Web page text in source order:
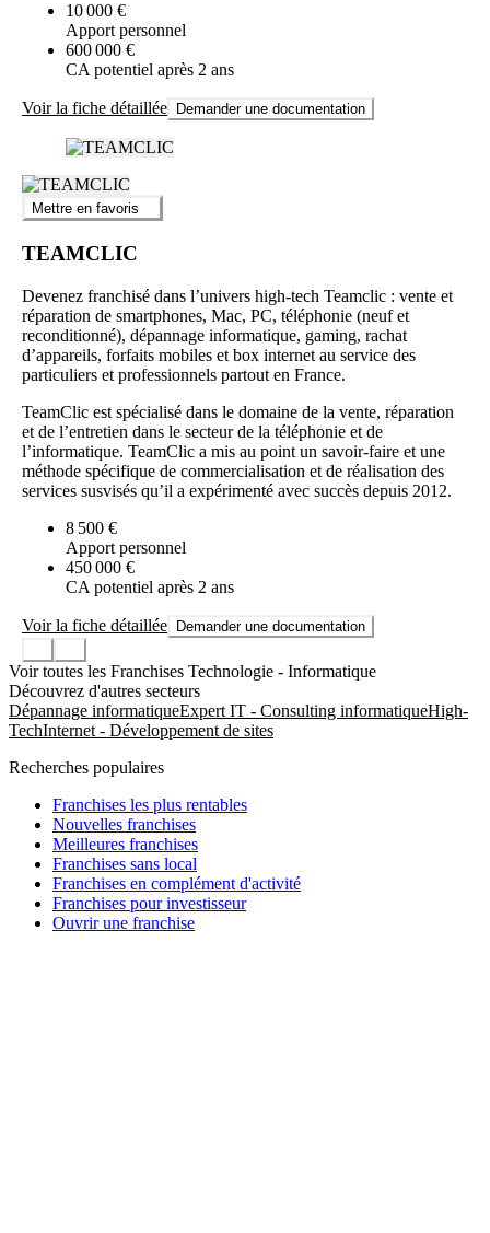
10 000 €
Apport personnel
600 000 €
CA potentiel après 2 ans
Voir la fiche détaillée Demander une documentation
Mettre en favoris
TEAMCLIC
Devenez franchisé dans l’univers high-tech Teamclic : vente et
réparation de smartphones, Mac, PC, téléphonie (neuf et
reconditionné), dépannage informatique, gaming, rachat
d’appareils, forfaits mobiles et box internet au service des
particuliers et professionnels partout en France.
TeamClic est spécialisé dans le domaine de la vente, réparation
et de l’entretien dans le secteur de la téléphonie et de
l’informatique. TeamClic a mis au point un savoir-faire et une
méthode spécifique de commercialisation et de réalisation des
services susvisés qu’il a expérimenté avec succès depuis 2012.
8 500 €
Apport personnel
450 000 €
CA potentiel après 2 ans
Voir la fiche détaillée Demander une documentation
Voir toutes les Franchises Technologie - Informatique
Découvrez d'autres secteurs
Dépannage informatiqueExpert IT - Consulting informatiqueHigh-
TechInternet - Développement de sites
Recherches populaires
Franchises les plus rentables
Nouvelles franchises
Meilleures franchises
Franchises sans local
Franchises en complément d'activité
Franchises pour investisseur
Ouvrir une franchise